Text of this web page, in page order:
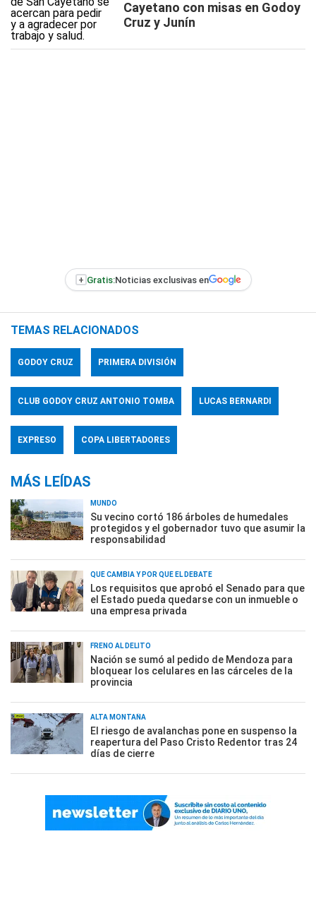
Cayetano con misas en Godoy
Cruz y Junín
+ Gratis:Noticias exclusivas en
TEMAS RELACIONADOS
GODOY CRUZ PRIMERA DIVISIÓN
CLUB GODOY CRUZ ANTONIO TOMBA LUCAS BERNARDI
EXPRESO COPA LIBERTADORES
MÁS LEÍDAS
MUNDO
Su vecino cortó 186 árboles de humedales
protegidos y el gobernador tuvo que asumir la
responsabilidad
QUÉ CAMBIA Y POR QUÉ EL DEBATE
Los requisitos que aprobó el Senado para que
el Estado pueda quedarse con un inmueble o
una empresa privada
FRENO AL DELITO
Nación se sumó al pedido de Mendoza para
bloquear los celulares en las cárceles de la
provincia
ALTA MONTAÑA
El riesgo de avalanchas pone en suspenso la
reapertura del Paso Cristo Redentor tras 24
días de cierre